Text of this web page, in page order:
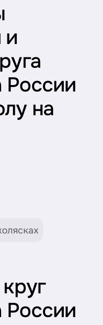
и
России
на
России